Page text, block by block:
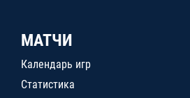
МАТЧИ
Календарь игр
Статистика